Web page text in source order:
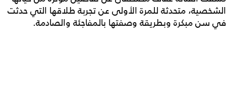
الشخصية، متحدثة للمرة الأولى عن تجربة طلاقها التي حدثت
في سن مبكرة وبطريقة وصفتها بالمفاجئة والصادمة.